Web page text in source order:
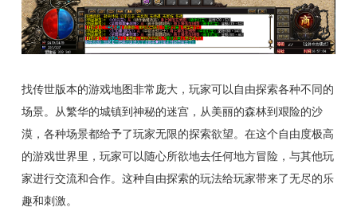
找传世版本的游戏地图非常庞大，玩家可以自由探索各种不同的
场景。从繁华的城镇到神秘的迷宫，从美丽的森林到艰险的沙
漠，各种场景都给予了玩家无限的探索欲望。在这个自由度极高
的游戏世界里，玩家可以随心所欲地去任何地方冒险，与其他玩
家进行交流和合作。这种自由探索的玩法给玩家带来了无尽的乐
趣和刺激。